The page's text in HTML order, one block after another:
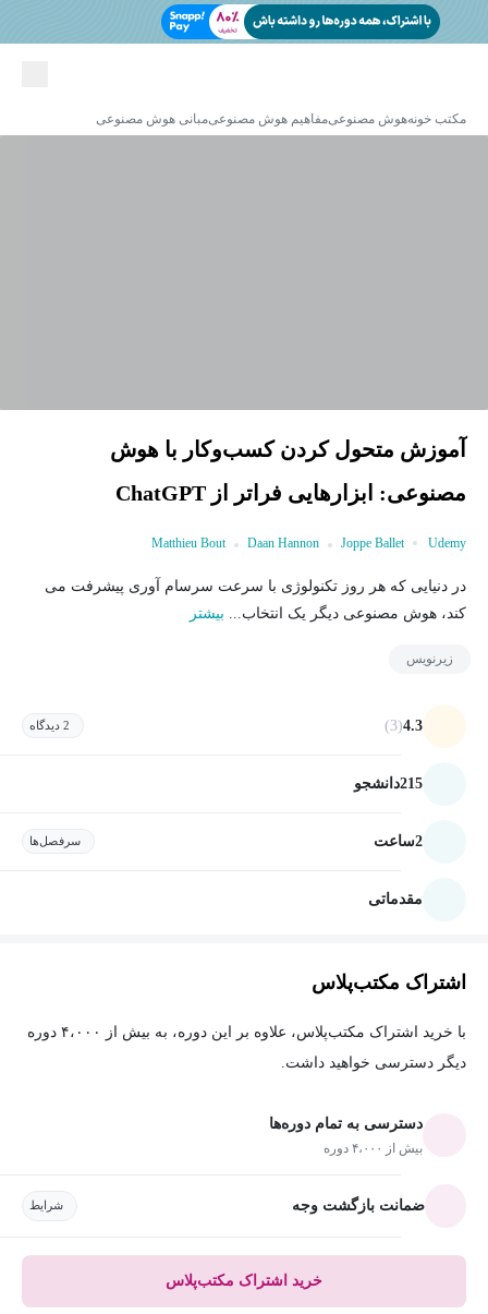
مکتب خونههوش مصنوعیمفاهیم هوش مصنوعیمبانی هوش مصنوعی
آموزش متحول کردن کسب‌وکار با هوش
مصنوعی: ابزارهایی فراتر از ChatGPT
Udemy
Matthieu Bout Daan Hannon Joppe Ballet
در دنیایی که هر روز تکنولوژی با سرعت سرسام آوری پیشرفت می
کند، هوش مصنوعی دیگر یک انتخاب... بیشتر
زیرنویس
4.3
(3) 2 دیدگاه
215دانشجو
2ساعت سرفصل‌ها
مقدماتی
اشتراک مکتب‌پلاس
با خرید اشتراک مکتب‌پلاس، علاوه بر این دوره، به بیش از ۴،۰۰۰ دوره
دیگر دسترسی خواهید داشت.
دسترسی به تمام دوره‌ها
بیش از ۴،۰۰۰ دوره
ضمانت بازگشت وجه شرایط
خرید اشتراک مکتب‌پلاس